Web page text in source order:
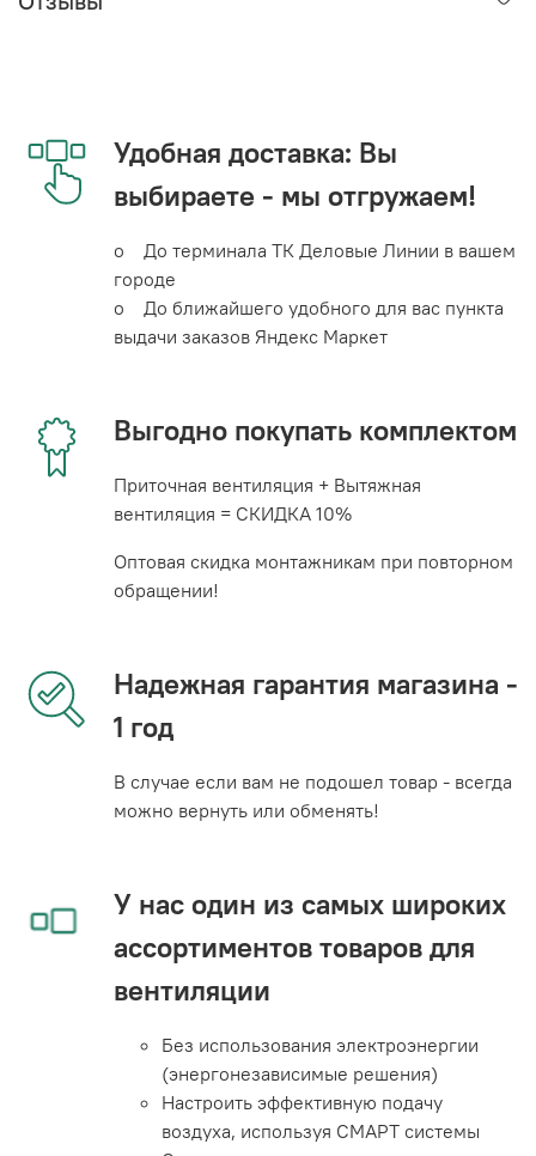
Удобная доставка: Вы
выбираете - мы отгружаем!
o До терминала ТК Деловые Линии в вашем
городе
o До ближайшего удобного для вас пункта
выдачи заказов Яндекс Маркет
Выгодно покупать комплектом
Приточная вентиляция + Вытяжная
вентиляция = СКИДКА 10%
Оптовая скидка монтажникам при повторном
обращении!
Надежная гарантия магазина -
1 год
В случае если вам не подошел товар - всегда
можно вернуть или обменять!
У нас один из самых широких
ассортиментов товаров для
вентиляции
Без использования электроэнергии
(энергонезависимые решения)
Настроить эффективную подачу
воздуха, используя СМАРТ системы